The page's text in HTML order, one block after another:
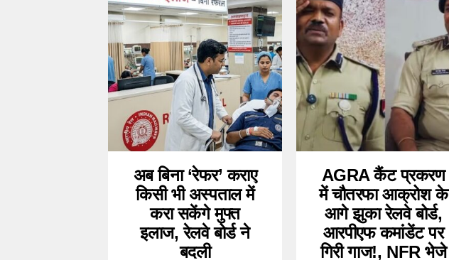
अब बिना ‘रेफर’ कराए
किसी भी अस्पताल में
करा सकेंगे मुफ्त
इलाज, रेलवे बोर्ड ने
बदली
AGRA कैंट प्रकरण
में चौतरफा आक्रोश के
आगे झुका रेलवे बोर्ड,
आरपीएफ कमांडेंट पर
गिरी गाज!, NFR भेजे